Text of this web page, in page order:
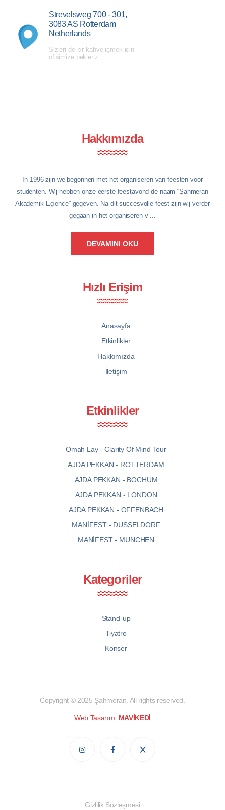
Strevelsweg 700 - 301,
3083 AS Rotterdam
Netherlands
Sizleri de bir kahve içmek için
ofisimize bekleriz.
Hakkımızda
In 1996 zijn we begonnen met het organiseren van feesten voor
studenten. Wij hebben onze eerste feestavond de naam “Şahmeran
Akademik Eglence” gegeven. Na dit succesvolle feest zijn wij verder
gegaan in het organiseren v ...
DEVAMINI OKU
Hızlı Erişim
Anasayfa
Etkinlikler
Hakkımızda
İletişim
Etkinlikler
Omah Lay - Clarity Of Mind Tour
AJDA PEKKAN - ROTTERDAM
AJDA PEKKAN - BOCHUM
AJDA PEKKAN - LONDON
AJDA PEKKAN - OFFENBACH
MANİFEST - DUSSELDORF
MANİFEST - MUNCHEN
Kategoriler
Stand-up
Tiyatro
Konser
Copyright © 2025 Şahmeran . All rights reserved.
Web Tasarım: MAVİKEDİ
Gizlilik Sözleşmesi